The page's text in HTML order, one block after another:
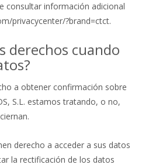
consultar información adicional
privacycenter/?brand=ctct.
derechos cuando
a obtener confirmación sobre
S.L. estamos tratando, o no,
derecho a acceder a sus datos
la rectificación de los datos